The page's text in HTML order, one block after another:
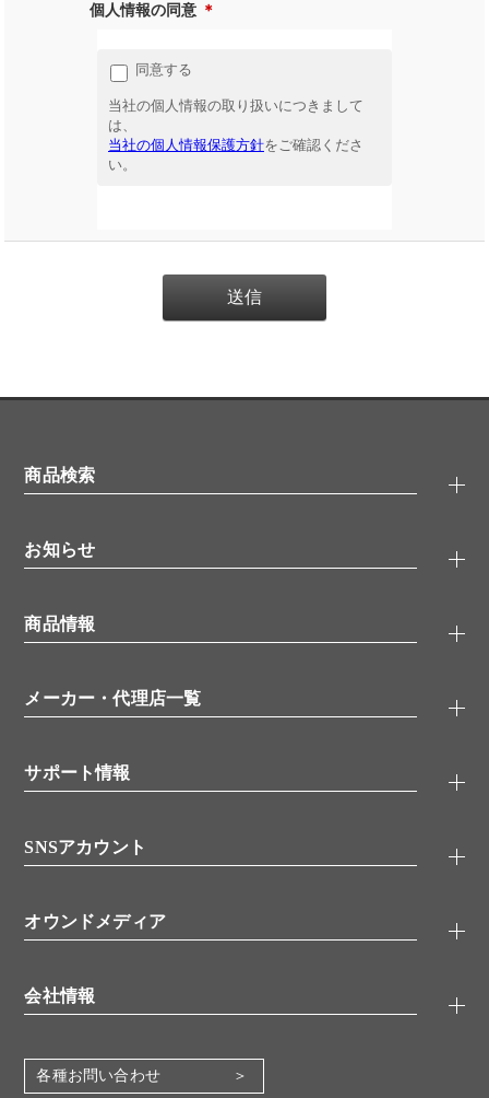
個人情報の同意 ＊
同意する
当社の個人情報の取り扱いにつきまして
は、
当社の個人情報保護方針をご確認くださ
い。
商品検索
タンパク質検索
ELISA/ELISpot検索
品番検索
お知らせ
無料サンプル
ウェビナー （オンラインセミナー）
学会・展示スケジュール
商品情報
抗体
シグナル伝達
糖類／レクチン
分子生物
バイオメディカル(環境・食品)
機器・消耗品
メーカー・代理店一覧
代理店
サポート情報
アプリケーションノート
書類ダウンロード
SNSアカウント
YouTube
オウンドメディア
会社情報
会社概要
各種お問い合わせ